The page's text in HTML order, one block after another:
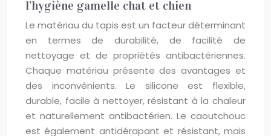
l’hygiène gamelle chat et chien
Le matériau du tapis est un facteur déterminant
en termes de durabilité, de facilité de
nettoyage et de propriétés antibactériennes.
Chaque matériau présente des avantages et
des inconvénients. Le silicone est flexible,
durable, facile à nettoyer, résistant à la chaleur
et naturellement antibactérien. Le caoutchouc
est également antidérapant et résistant, mais